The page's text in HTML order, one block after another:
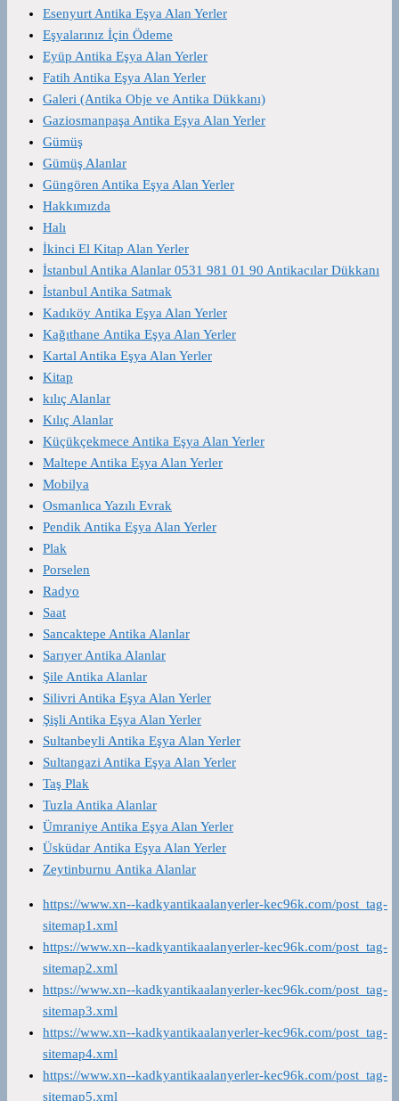
Esenyurt Antika Eşya Alan Yerler
Eşyalarınız İçin Ödeme
Eyüp Antika Eşya Alan Yerler
Fatih Antika Eşya Alan Yerler
Galeri (Antika Obje ve Antika Dükkanı)
Gaziosmanpaşa Antika Eşya Alan Yerler
Gümüş
Gümüş Alanlar
Güngören Antika Eşya Alan Yerler
Hakkımızda
Halı
İkinci El Kitap Alan Yerler
İstanbul Antika Alanlar 0531 981 01 90 Antikacılar Dükkanı
İstanbul Antika Satmak
Kadıköy Antika Eşya Alan Yerler
Kağıthane Antika Eşya Alan Yerler
Kartal Antika Eşya Alan Yerler
Kitap
kılıç Alanlar
Kılıç Alanlar
Küçükçekmece Antika Eşya Alan Yerler
Maltepe Antika Eşya Alan Yerler
Mobilya
Osmanlıca Yazılı Evrak
Pendik Antika Eşya Alan Yerler
Plak
Porselen
Radyo
Saat
Sancaktepe Antika Alanlar
Sarıyer Antika Alanlar
Şile Antika Alanlar
Silivri Antika Eşya Alan Yerler
Şişli Antika Eşya Alan Yerler
Sultanbeyli Antika Eşya Alan Yerler
Sultangazi Antika Eşya Alan Yerler
Taş Plak
Tuzla Antika Alanlar
Ümraniye Antika Eşya Alan Yerler
Üsküdar Antika Eşya Alan Yerler
Zeytinburnu Antika Alanlar
https://www.xn--kadkyantikaalanyerler-kec96k.com/post_tag-
sitemap1.xml
https://www.xn--kadkyantikaalanyerler-kec96k.com/post_tag-
sitemap2.xml
https://www.xn--kadkyantikaalanyerler-kec96k.com/post_tag-
sitemap3.xml
https://www.xn--kadkyantikaalanyerler-kec96k.com/post_tag-
sitemap4.xml
https://www.xn--kadkyantikaalanyerler-kec96k.com/post_tag-
sitemap5.xml